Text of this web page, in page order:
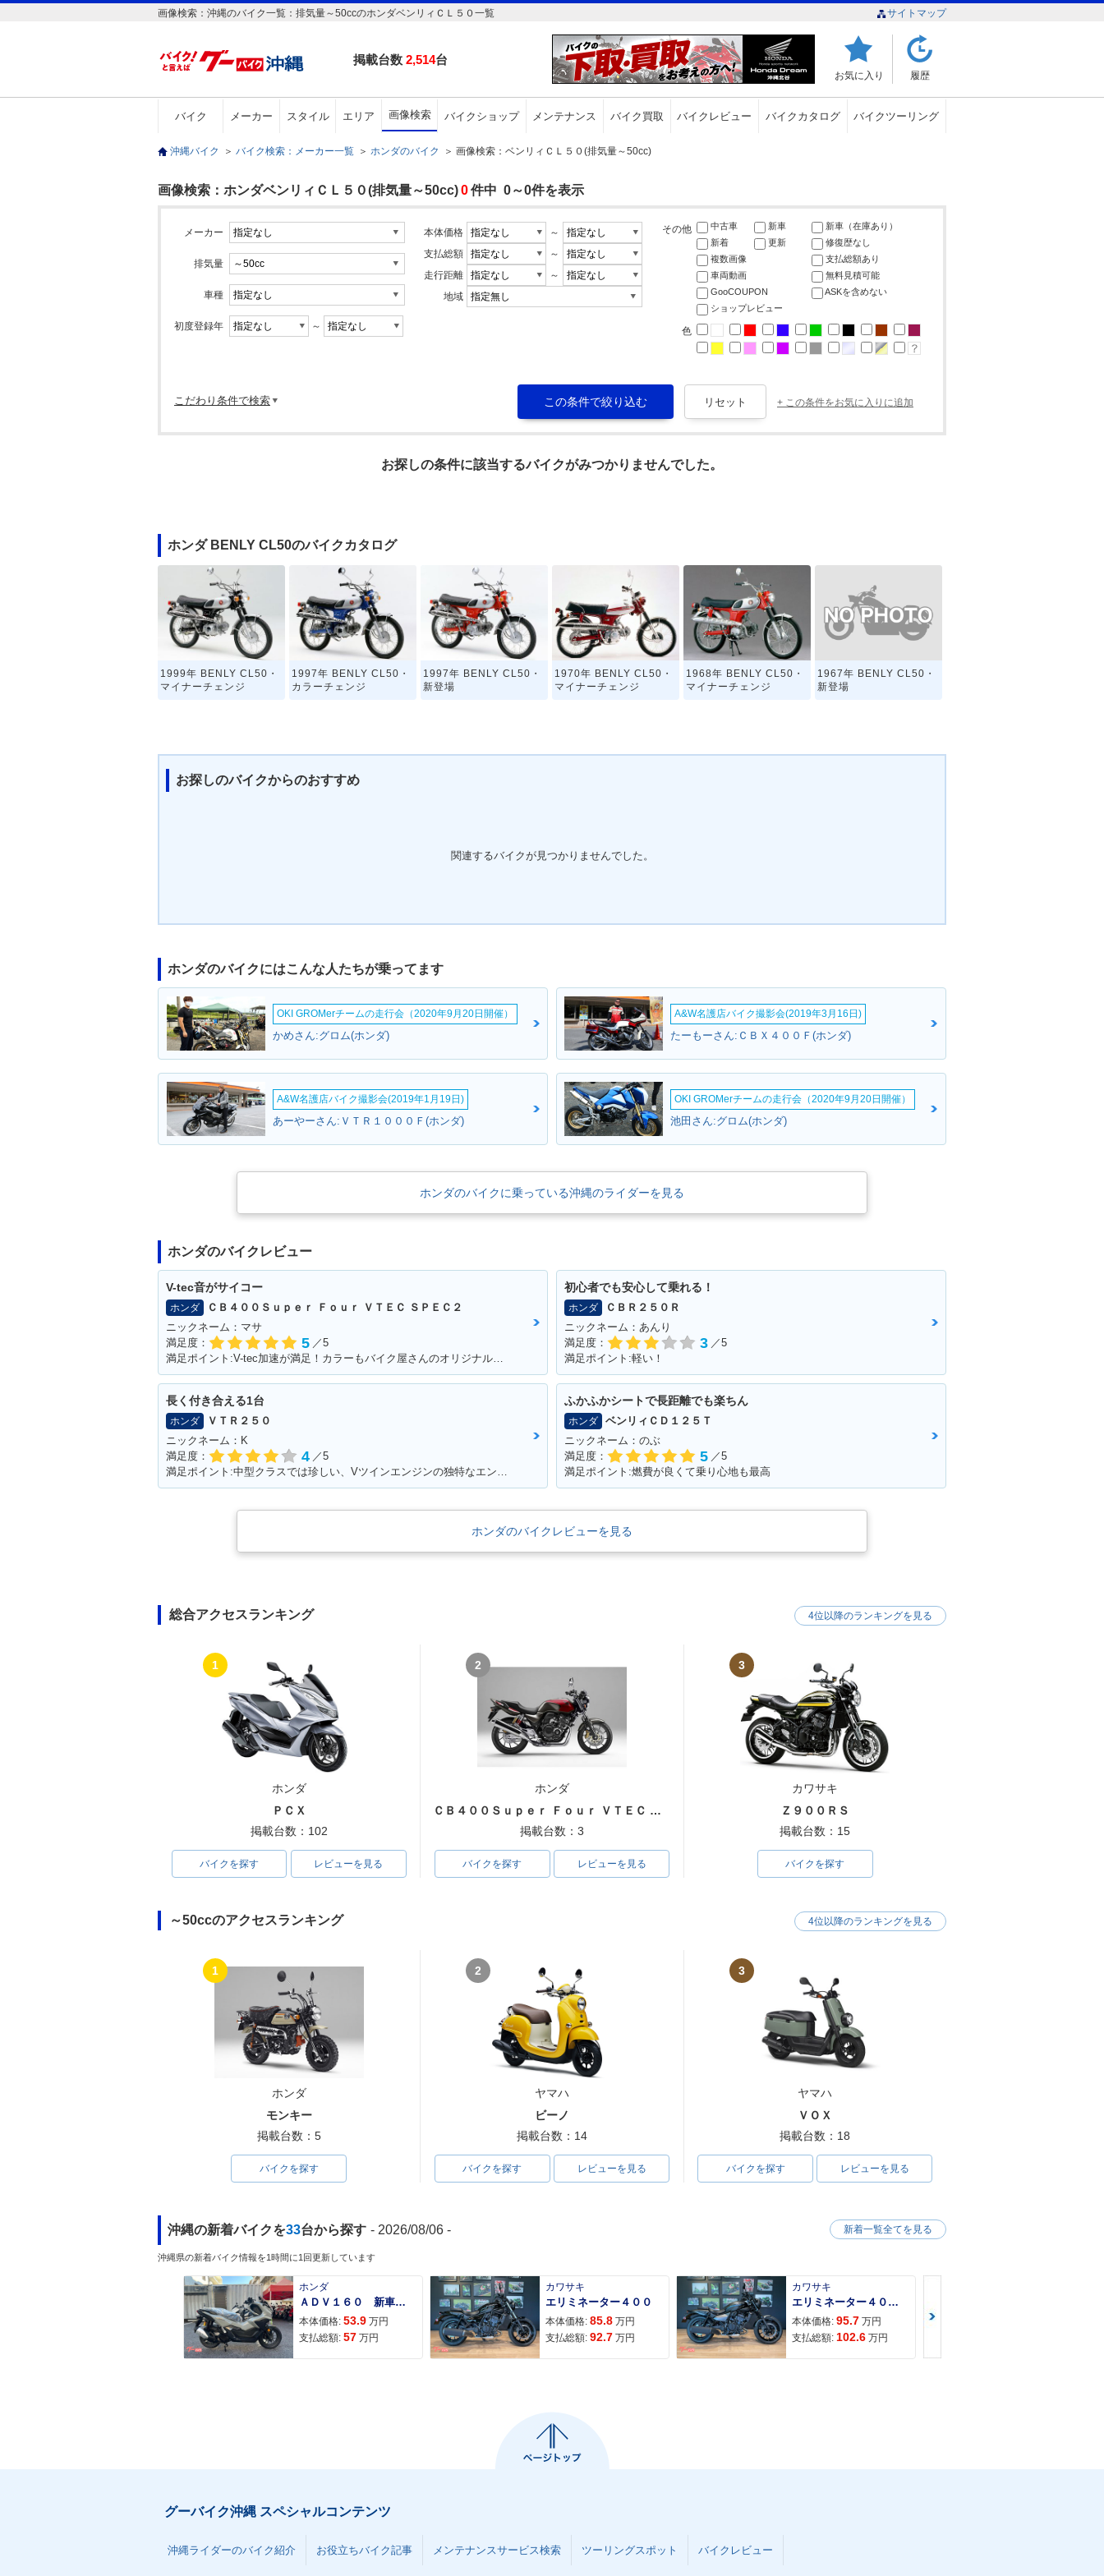
画像検索：沖縄のバイク一覧：排気量～50ccのホンダベンリィＣＬ５０一覧 サイトマップ
掲載台数 2,514台
お気に入り 履歴
バイク メーカー スタイル エリア 画像検索 バイクショップ メンテナンス バイク買取 バイクレビュー バイクカタログ バイクツーリング
沖縄バイク ＞ バイク検索：メーカー一覧 ＞ ホンダのバイク ＞ 画像検索：ベンリィＣＬ５０(排気量～50cc)
画像検索：ホンダベンリィＣＬ５０(排気量～50cc)0件中 0～0件を表示
メーカー
排気量
車種
初度登録年 ～
本体価格
～
支払総額
～
走行距離
～
地域
その他 中古車 新車
新車（在庫あり）
新着
更新
修復歴なし
複数画像
支払総額あり
車両動画
無料見積可能
GooCOUPON
ASKを含めない
ショップレビュー
色
こだわり条件で検索 + この条件をお気に入りに追加
お探しの条件に該当するバイクがみつかりませんでした。
ホンダ BENLY CL50のバイクカタログ
1999年 BENLY CL50・
マイナーチェンジ
1997年 BENLY CL50・
カラーチェンジ
1997年 BENLY CL50・
新登場
1970年 BENLY CL50・
マイナーチェンジ
1968年 BENLY CL50・
マイナーチェンジ
1967年 BENLY CL50・
新登場
お探しのバイクからのおすすめ
関連するバイクが見つかりませんでした。
ホンダのバイクにはこんな人たちが乗ってます
OKI GROMerチームの走行会（2020年9月20日開催）
かめさん:グロム(ホンダ)
A&W名護店バイク撮影会(2019年3月16日)
たーもーさん:ＣＢＸ４００Ｆ(ホンダ)
A&W名護店バイク撮影会(2019年1月19日)
あーやーさん:ＶＴＲ１０００Ｆ(ホンダ)
OKI GROMerチームの走行会（2020年9月20日開催）
池田さん:グロム(ホンダ)
ホンダのバイクに乗っている沖縄のライダーを見る
ホンダのバイクレビュー
V-tec音がサイコー
ホンダ
ＣＢ４００Ｓｕｐｅｒ Ｆｏｕｒ ＶＴＥＣ ＳＰＥＣ２
ニックネーム：マサ
満足度：
5 ／5
満足ポイント:V-tec加速が満足！カラーもバイク屋さんのオリジナルカラーです。
初心者でも安心して乗れる！
ホンダ
ＣＢＲ２５０Ｒ
ニックネーム：あんり
満足度：
3 ／5
満足ポイント:軽い！
長く付き合える1台
ホンダ
ＶＴＲ２５０
ニックネーム：K
満足度：
4 ／5
満足ポイント:中型クラスでは珍しい、Vツインエンジンの独特なエンジンサウンドは走っていて気持ちが良い。燃費、運動性能、乗り心地と、どれを取っても優秀で、街乗りからツーリングまで1台でこなせてしまう優等生。
ふかふかシートで長距離でも楽ちん
ホンダ
ベンリィＣＤ１２５Ｔ
ニックネーム：のぶ
満足度：
5 ／5
満足ポイント:燃費が良くて乗り心地も最高
ホンダのバイクレビューを見る
総合アクセスランキング
1
ホンダ
ＰＣＸ
掲載台数：102
バイクを探す レビューを見る
2
ホンダ
ＣＢ４００Ｓｕｐｅｒ Ｆｏｕｒ ＶＴＥＣ ＳＰＥＣ３
掲載台数：3
バイクを探す レビューを見る
3
カワサキ
Ｚ９００ＲＳ
掲載台数：15
バイクを探す
4位以降のランキングを見る
～50ccのアクセスランキング
1
ホンダ
モンキー
掲載台数：5
バイクを探す
2
ヤマハ
ビーノ
掲載台数：14
バイクを探す レビューを見る
3
ヤマハ
ＶＯＸ
掲載台数：18
バイクを探す レビューを見る
4位以降のランキングを見る
沖縄の新着バイクを33台から探す - 2026/08/06 -
沖縄県の新着バイク情報を1時間に1回更新しています
ホンダ
ＡＤＶ１６０ 新車 ２０２６年最新モデル パールスモーキーグレー スマートキー ２９Ｌメットイン ＵＳＢ Ｔｙｐｅ−Ｃ装備
本体価格: 53.9 万円
支払総額: 57 万円
カワサキ
エリミネーター４００
本体価格: 85.8 万円
支払総額: 92.7 万円
カワサキ
エリミネーター４００ＳＥ
本体価格: 95.7 万円
支払総額: 102.6 万円
新着一覧全てを見る
グーバイク沖縄 スペシャルコンテンツ
沖縄ライダーのバイク紹介 お役立ちバイク記事 メンテナンスサービス検索 ツーリングスポット バイクレビュー